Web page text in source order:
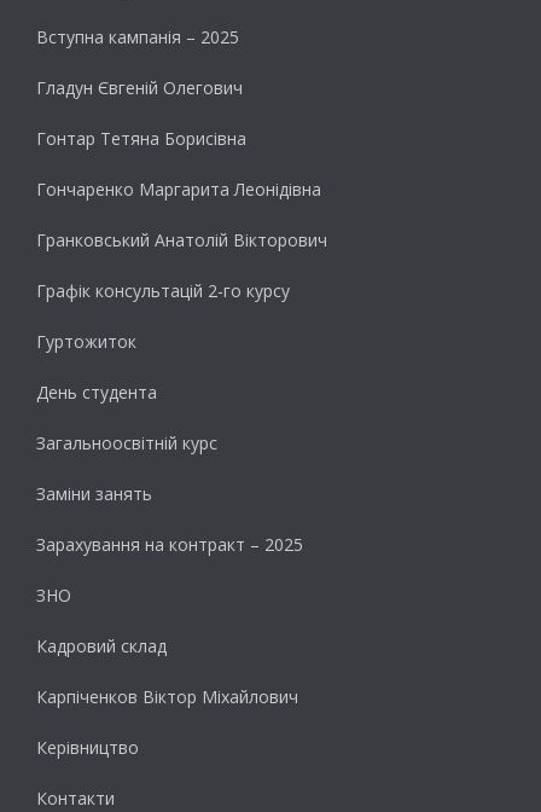
Вступна кампанія – 2025
Гладун Євгеній Олегович
Гонтар Тетяна Борисівна
Гончаренко Маргарита Леонідівна
Гранковський Анатолій Вікторович
Графік консультацій 2-го курсу
Гуртожиток
День студента
Загальноосвітній курс
Заміни занять
Зарахування на контракт – 2025
ЗНО
Кадровий склад
Карпіченков Віктор Міхайлович
Керівництво
Контакти